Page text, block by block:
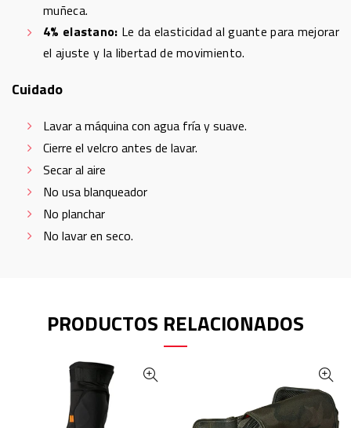
muñeca.
4% elastano: Le da elasticidad al guante para mejorar
el ajuste y la libertad de movimiento.
Cuidado
Lavar a máquina con agua fría y suave.
Cierre el velcro antes de lavar.
Secar al aire
No usa blanqueador
No planchar
No lavar en seco.
PRODUCTOS RELACIONADOS